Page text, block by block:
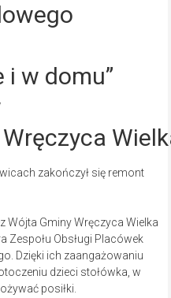
i w domu”
Wójta Gminy Wręczyca Wielka
Zespołu Obsługi Placówek
Dzięki ich zaangażowaniu
dzieci stołówka, w
posiłki.